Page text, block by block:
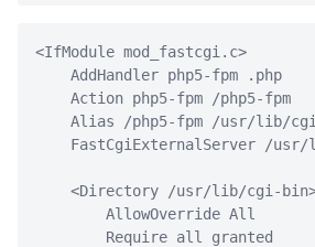
<IfModule mod_fastcgi.c>
    AddHandler php5-fpm .php
    Action php5-fpm /php5-fpm
Alias /php5-fpm /usr/lib/
FastCgiExternalServer /
<Directory /usr/lib/cgi-
        AllowOverride All
        Require all granted